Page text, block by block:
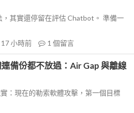
其實還停留在評估 Chatbot。 準備一
17 小時前 1 個留言
備份都不放過：Air Gap 與離線
：現在的勒索軟體攻擊，第一個目標